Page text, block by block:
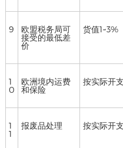
9
欧盟税务局可
接受的最低差
价
货值1~3%
1
0
欧洲境内运费
和保险
按实际开支
1
1
报废品处理 按实际开支